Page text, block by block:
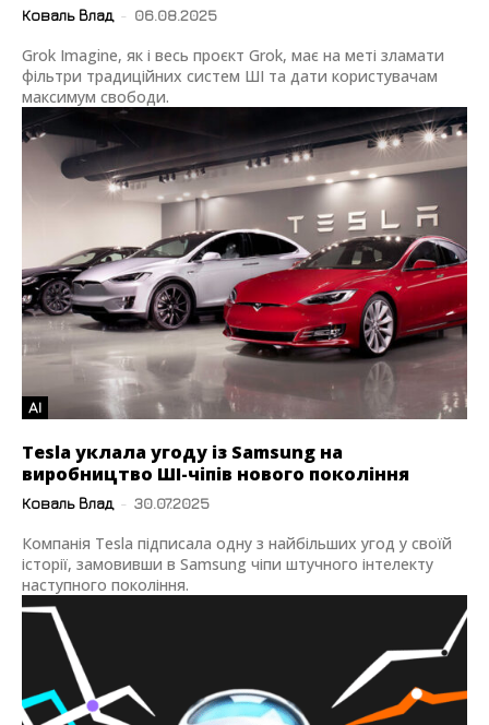
Коваль Влад - 06.08.2025
Grok Imagine, як і весь проєкт Grok, має на меті зламати
фільтри традиційних систем ШІ та дати користувачам
максимум свободи.
AI
Tesla уклала угоду із Samsung на
виробництво ШІ-чіпів нового покоління
Коваль Влад - 30.07.2025
Компанія Tesla підписала одну з найбільших угод у своїй
історії, замовивши в Samsung чіпи штучного інтелекту
наступного покоління.